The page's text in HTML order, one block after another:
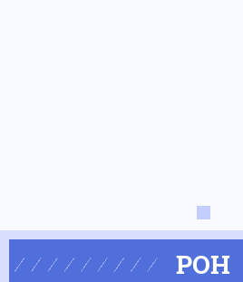
ΡΟΗ